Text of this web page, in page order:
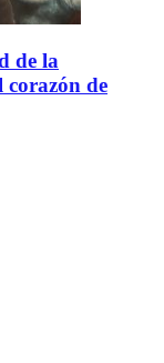
de la
de